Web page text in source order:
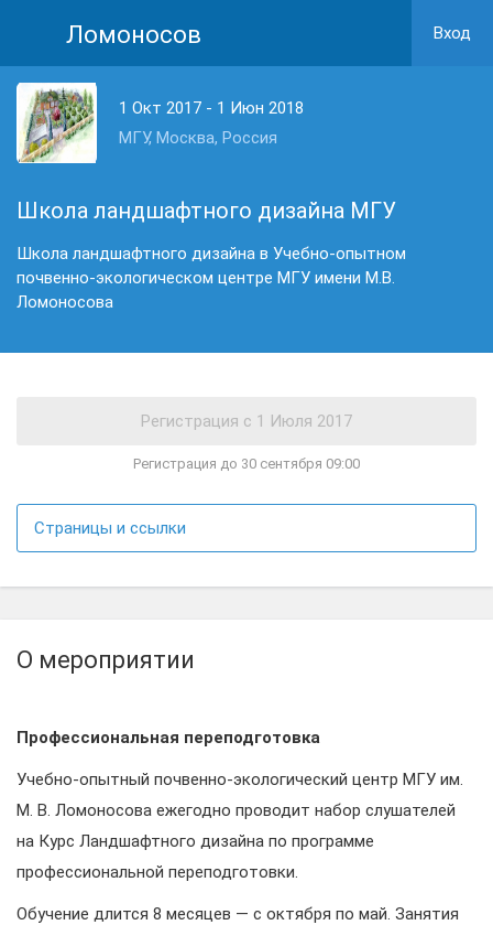
Ломоносов Вход
1 Окт 2017 - 1 Июн 2018
МГУ, Москва, Россия
Школа ландшафтного дизайна МГУ
Школа ландшафтного дизайна в Учебно-опытном
почвенно-экологическом центре МГУ имени М.В.
Ломоносова
Регистрация до 30 сентября 09:00
Страницы и ссылки
О мероприятии
Профессиональная переподготовка
Учебно-опытный почвенно-экологический центр МГУ им.
М. В. Ломоносова ежегодно проводит набор слушателей
на Курс Ландшафтного дизайна по программе
профессиональной переподготовки.
Обучение длится 8 месяцев — с октября по май. Занятия